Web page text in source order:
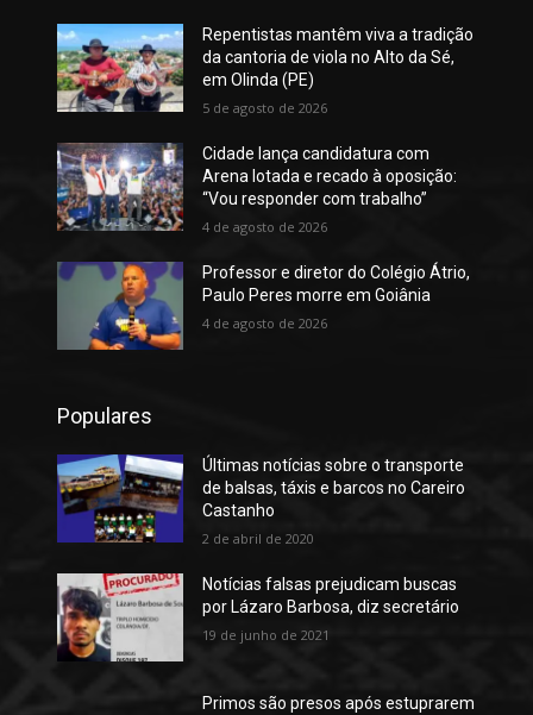
Repentistas mantêm viva a tradição
da cantoria de viola no Alto da Sé,
em Olinda (PE)
5 de agosto de 2026
Cidade lança candidatura com
Arena lotada e recado à oposição:
“Vou responder com trabalho”
4 de agosto de 2026
Professor e diretor do Colégio Átrio,
Paulo Peres morre em Goiânia
4 de agosto de 2026
Populares
Últimas notícias sobre o transporte
de balsas, táxis e barcos no Careiro
Castanho
2 de abril de 2020
Notícias falsas prejudicam buscas
por Lázaro Barbosa, diz secretário
19 de junho de 2021
Primos são presos após estuprarem